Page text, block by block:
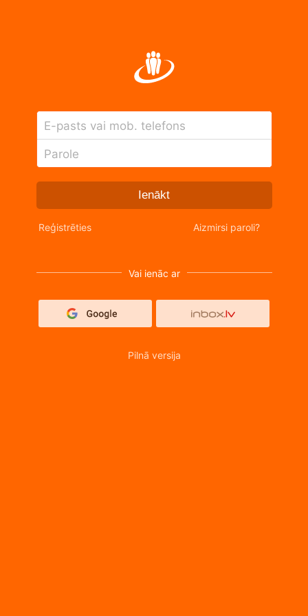
E-pasts vai mob. telefons
Parole
Ienākt
Reģistrēties Aizmirsi paroli?
Vai ienāc ar
Pilnā versija